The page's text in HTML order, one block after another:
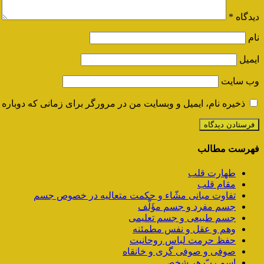
دیدگاه *
نام
ایمیل
وب‌ سایت
ذخیره نام، ایمیل و وبسایت من در مرورگر برای زمانی که
فهرست مطالب
طهارت قلب
مقام قلب
تفاوت مبانی مشّاء و حکمت متعالیه در خصوص جسم
جسم مفرد و جسم مؤَلَّف
جسم طبیعی و جسم تعلیمی
وهم و عقل و نفس مطمئنه
حفظ حرمت لباس روحانیت
صوفی و صوفی گری و خانقاه